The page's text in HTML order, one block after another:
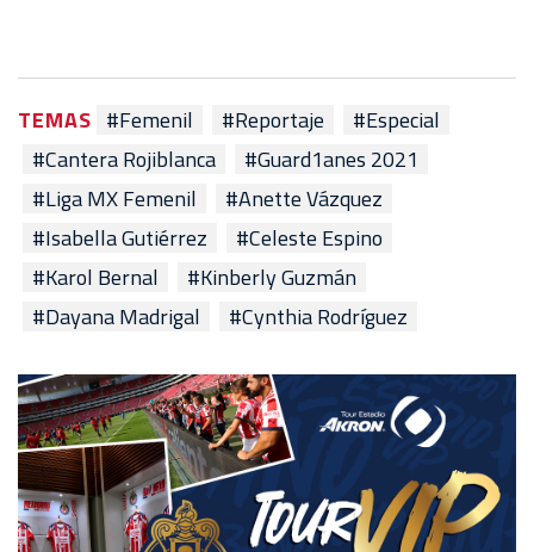
TEMAS #Femenil #Reportaje
#Especial
#Cantera Rojiblanca
#Guard1anes 2021
#Liga MX Femenil
#Anette Vázquez
#Isabella Gutiérrez
#Celeste Espino
#Karol Bernal
#Kinberly Guzmán
#Dayana Madrigal
#Cynthia Rodríguez